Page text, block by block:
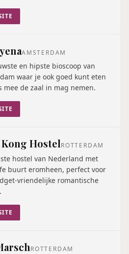
AMSTERDAM
en hipste bioscoop van
waar je ook goed kunt eten
mee de zaal in mag nemen.
HostelROTTERDAM
hostel van Nederland met
buurt eromheen, perfect voor
vriendelijke romantische
ROTTERDAM